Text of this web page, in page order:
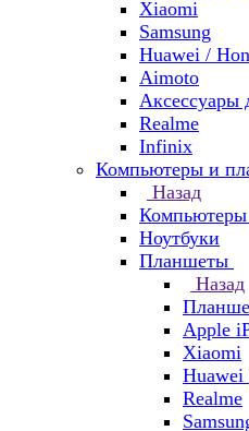
Xiaomi
Samsung
Huawei /
Aimoto
Аксессуары
Realme
Infinix
Компьютеры и
Назад
Ноутбуки
Планшеты
Назад
Apple
Xiaomi
Huawei
Realme